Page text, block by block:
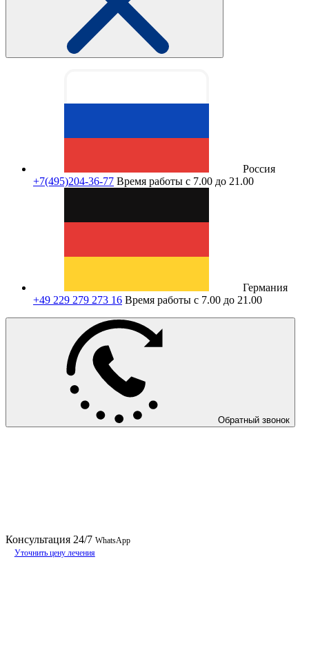
Россия
+7(495)204-36-77 Время работы с 7.00 до 21.00
Германия
+49 229 279 273 16 Время работы с 7.00 до 21.00
Обратный звонок
Консультация 24/7 WhatsApp
Уточнить цену лечения